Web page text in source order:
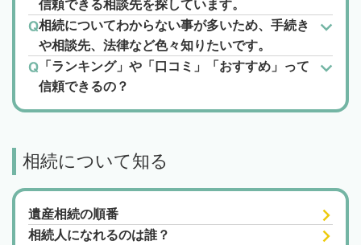
信頼できる相談先を探しています。
相続についてわからない事が多いため、手続き
や相談先、法律など色々知りたいです。
「ランキング」や「口コミ」「おすすめ」って
信頼できるの？
相続について知る
遺産相続の順番
相続人になれるのは誰？